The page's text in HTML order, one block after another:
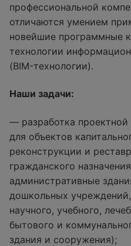
профессиональной
отличаются умением
новейшие программные
технологии
(BIM-технологии).
Наши задачи:
— разработка
для объектов
реконструкции и
гражданского
административные
дошкольных
научного, учебного,
бытового и
здания и сооружения);